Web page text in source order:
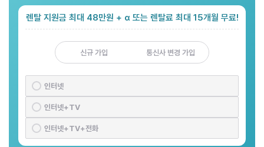
렌탈 지원금 최대 48만원 + α 또는 렌탈료 최대 15개월 무료!
신규 가입 통신사 변경 가입
인터넷
인터넷+TV
인터넷+TV+전화